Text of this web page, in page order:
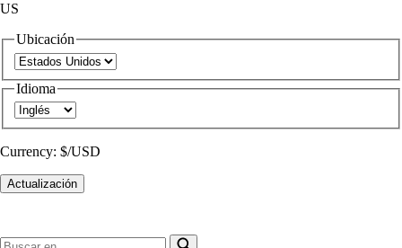
US
Ubicación
Idioma
Currency: $/USD
Actualización